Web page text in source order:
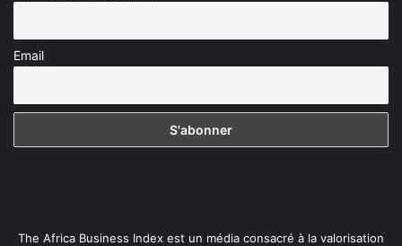
Email
The Africa Business Index est un média consacré à la valorisation